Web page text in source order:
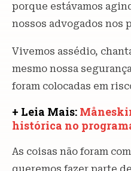
porque estávamos
nossos advogados nos
Vivemos assédio,
mesmo nossa
foram colocadas em
+ Leia Mais:
histórica no
As coisas não foram